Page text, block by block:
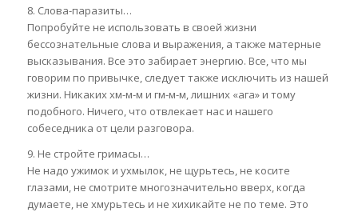
8. Слова-паразиты…
Попробуйте не использовать в своей жизни
бессознательные слова и выражения, а также матерные
высказывания. Все это забирает энергию. Все, что мы
говорим по привычке, следует также исключить из нашей
жизни. Никаких хм-м-м и гм-м-м, лишних «ага» и тому
подобного. Ничего, что отвлекает нас и нашего
собеседника от цели разговора.
9. Не стройте гримасы…
Не надо ужимок и ухмылок, не щурьтесь, не косите
глазами, не смотрите многозначительно вверх, когда
думаете, не хмурьтесь и не хихикайте не по теме. Это